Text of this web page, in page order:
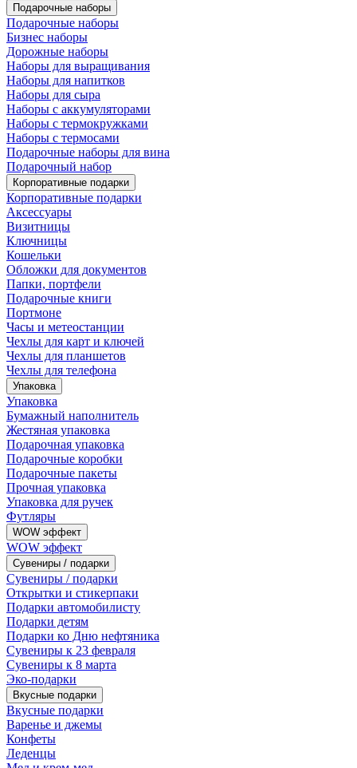
Подарочные наборы
Подарочные наборы
Бизнес наборы
Дорожные наборы
Наборы для выращивания
Наборы для напитков
Наборы для сыра
Наборы с аккумуляторами
Наборы с термокружками
Наборы с термосами
Подарочные наборы для вина
Подарочный набор
Корпоративные подарки
Корпоративные подарки
Аксессуары
Визитницы
Ключницы
Кошельки
Обложки для документов
Папки, портфели
Подарочные книги
Портмоне
Часы и метеостанции
Чехлы для карт и ключей
Чехлы для планшетов
Чехлы для телефона
Упаковка
Упаковка
Бумажный наполнитель
Жестяная упаковка
Подарочная упаковка
Подарочные коробки
Подарочные пакеты
Прочная упаковка
Упаковка для ручек
Футляры
WOW эффект
WOW эффект
Сувениры / подарки
Сувениры / подарки
Открытки и стикерпаки
Подарки автомобилисту
Подарки детям
Подарки ко Дню нефтяника
Сувениры к 23 февраля
Сувениры к 8 марта
Эко-подарки
Вкусные подарки
Вкусные подарки
Варенье и джемы
Конфеты
Леденцы